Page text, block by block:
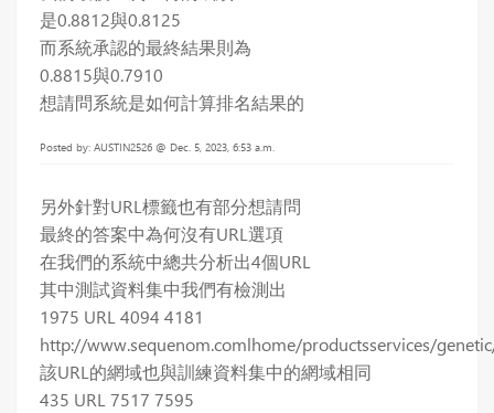
是0.8812與0.8125
而系統承認的最終結果則為
0.8815與0.7910
想請問系統是如何計算排名結果的
Posted by: AUSTIN2526 @ Dec. 5, 2023, 6:53 a.m.
另外針對URL標籤也有部分想請問
最終的答案中為何沒有URL選項
在我們的系統中總共分析出4個URL
其中測試資料集中我們有檢測出
1975 URL 4094 4181
http://www.sequenom.comlhome/productsservices/
該URL的網域也與訓練資料集中的網域相同
435 URL 7517 7595